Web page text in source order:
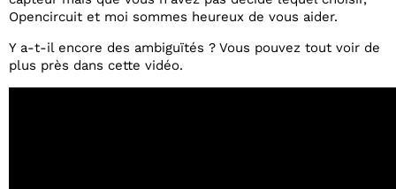
Opencircuit et moi sommes heureux de vous aider.
Y a-t-il encore des ambiguïtés ? Vous pouvez tout voir de
plus près dans cette vidéo.